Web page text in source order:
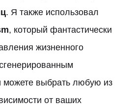
. Я также использовал
, который фантастически
жизненного
выбрать любую из
от ваших